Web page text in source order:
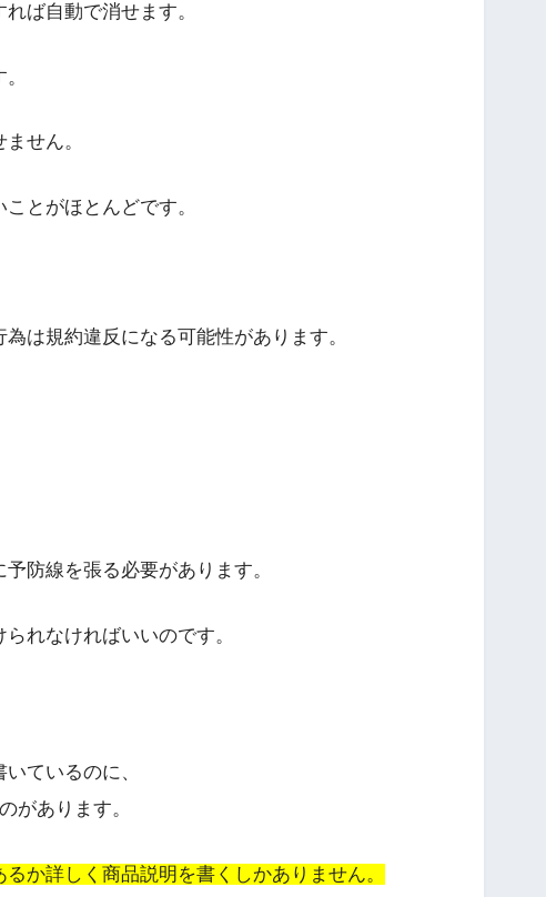
ば自動で消せます。
せん。
とがほとんどです。
は規約違反になる可能性があります。
防線を張る必要があります。
れなければいいのです。
ているのに、
があります。
か詳しく商品説明を書くしかありません。